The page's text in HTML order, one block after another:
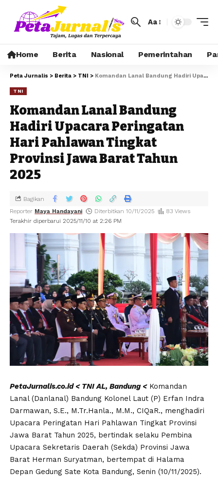
Aa
Home Berita Nasional Pemerintahan
Peta Jurnalis > Berita > TNI > Komandan Lanal Bandung Hadiri Upacara Peringatan Hari Pahlawan Tingkat Provinsi Jawa Barat Tahun 2025
TNI
Komandan Lanal Bandung
Hadiri Upacara Peringatan
Hari Pahlawan Tingkat
Provinsi Jawa Barat Tahun
2025
Terakhir diperbarui 2025/11/10 at 2:26 PM
Reporter Maya Handayani Diterbitkan 10/11/2025 83 Views
Bagikan
PetaJurnalis.co.id < TNI AL, Bandung <Komandan
Lanal (Danlanal) Bandung Kolonel Laut (P) Erfan Indra
Darmawan, S.E., M.Tr.Hanla., M.M., CIQaR., menghadiri
Upacara Peringatan Hari Pahlawan Tingkat Provinsi
Jawa Barat Tahun 2025, bertindak selaku Pembina
Upacara Sekretaris Daerah (Sekda) Provinsi Jawa
Barat Herman Suryatman, bertempat di Halama
Depan Gedung Sate Kota Bandung, Senin (10/11/2025).